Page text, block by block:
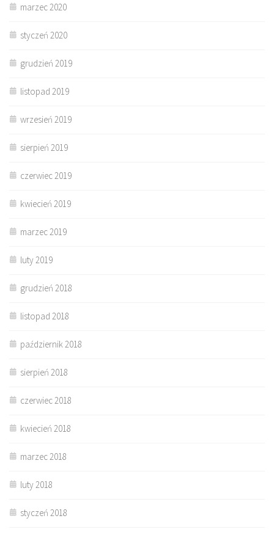
marzec 2020
styczeń 2020
grudzień 2019
listopad 2019
wrzesień 2019
sierpień 2019
czerwiec 2019
kwiecień 2019
marzec 2019
luty 2019
grudzień 2018
listopad 2018
październik 2018
sierpień 2018
czerwiec 2018
kwiecień 2018
marzec 2018
luty 2018
styczeń 2018